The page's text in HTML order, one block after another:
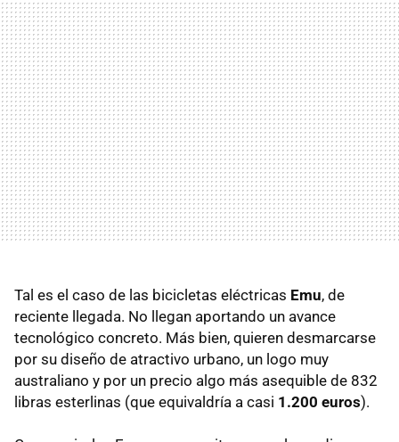
Tal es el caso de las bicicletas eléctricas Emu, de
reciente llegada. No llegan aportando un avance
tecnológico concreto. Más bien, quieren desmarcarse
por su diseño de atractivo urbano, un logo muy
australiano y por un precio algo más asequible de 832
libras esterlinas (que equivaldría a casi 1.200 euros).